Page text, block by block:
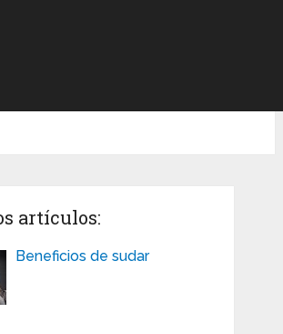
artículos:
Beneficios de sudar